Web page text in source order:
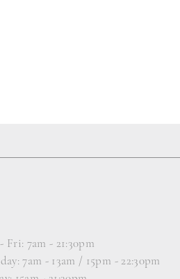
Fri: 7am - 21:30pm
7am - 13am / 15pm - 22:30pm​